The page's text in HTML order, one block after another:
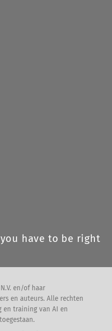
have to be right
en/of haar
en auteurs. Alle rechten
en training van AI en